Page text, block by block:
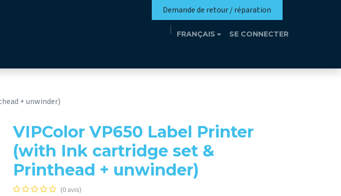
Demande de retour / réparation
FRANÇAIS SE CONNECTER
+ unwinder)
VIPColor VP650 Label Printer
(with Ink cartridge set &
Printhead + unwinder)
(0 avis)